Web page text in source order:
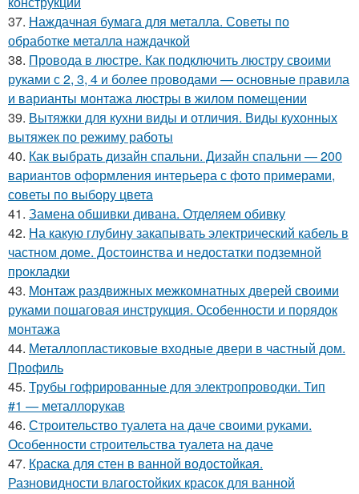
37. Наждачная бумага для металла. Советы по
обработке металла наждачкой
38. Провода в люстре. Как подключить люстру своими
руками с 2, 3, 4 и более проводами — основные правила
и варианты монтажа люстры в жилом помещении
39. Вытяжки для кухни виды и отличия. Виды кухонных
вытяжек по режиму работы
40. Как выбрать дизайн спальни. Дизайн спальни — 200
вариантов оформления интерьера с фото примерами,
советы по выбору цвета
41. Замена обшивки дивана. Отделяем обивку
42. На какую глубину закапывать электрический кабель в
частном доме. Достоинства и недостатки подземной
прокладки
43. Монтаж раздвижных межкомнатных дверей своими
руками пошаговая инструкция. Особенности и порядок
монтажа
44. Металлопластиковые входные двери в частный дом.
Профиль
45. Трубы гофрированные для электропроводки. Тип
#1 — металлорукав
46. Строительство туалета на даче своими руками.
Особенности строительства туалета на даче
47. Краска для стен в ванной водостойкая.
Разновидности влагостойких красок для ванной